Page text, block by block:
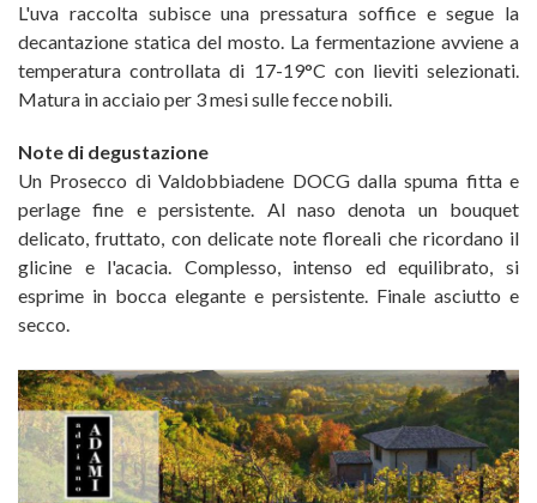
L'uva raccolta subisce una pressatura soffice e segue la
decantazione statica del mosto. La fermentazione avviene a
temperatura controllata di 17-19°C con lieviti selezionati.
Matura in acciaio per 3 mesi sulle fecce nobili.
Note di degustazione
Un Prosecco di Valdobbiadene DOCG dalla spuma fitta e
perlage fine e persistente. Al naso denota un bouquet
delicato, fruttato, con delicate note floreali che ricordano il
glicine e l'acacia. Complesso, intenso ed equilibrato, si
esprime in bocca elegante e persistente. Finale asciutto e
secco.